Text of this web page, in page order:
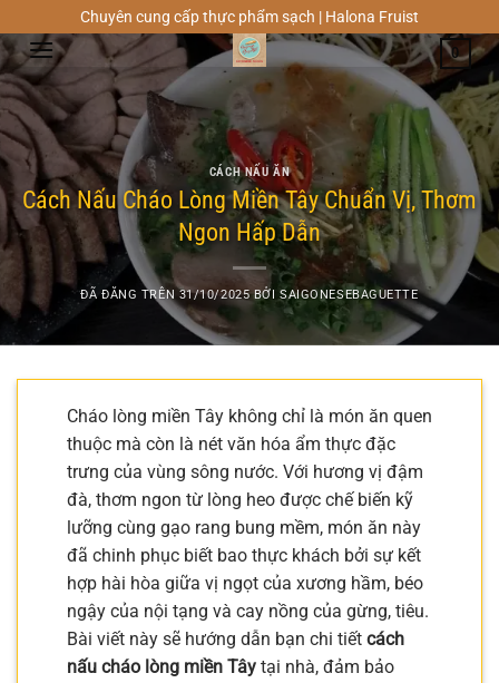
đến
nội
dung
Chuyên cung cấp thực phẩm sạch | Halona Fruist
0
CÁCH NẤU ĂN
Cách Nấu Cháo Lòng Miền Tây Chuẩn Vị, Thơm
Ngon Hấp Dẫn
ĐÃ ĐĂNG TRÊN 31/10/2025 BỞISAIGONESEBAGUETTE
Cháo lòng miền Tây không chỉ là món ăn quen
thuộc mà còn là nét văn hóa ẩm thực đặc
trưng của vùng sông nước. Với hương vị đậm
đà, thơm ngon từ lòng heo được chế biến kỹ
lưỡng cùng gạo rang bung mềm, món ăn này
đã chinh phục biết bao thực khách bởi sự kết
hợp hài hòa giữa vị ngọt của xương hầm, béo
ngậy của nội tạng và cay nồng của gừng, tiêu.
Bài viết này sẽ hướng dẫn bạn chi tiết cách
nấu cháo lòng miền Tây tại nhà, đảm bảo